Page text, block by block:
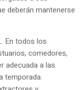
deberán mantenerse
En todos los
comedores,
adecuada a las
temporada.